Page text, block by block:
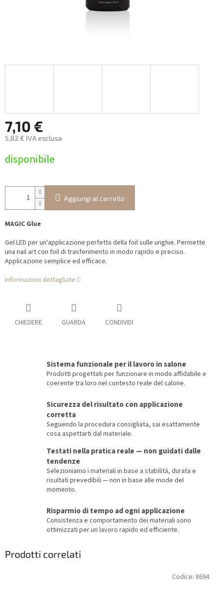
7,10 €
5,82 € IVA esclusa
della
disponibile
Aggiungi al carrello
MAGIC Glue
Gel LED per un'applicazione perfetta della foil sulle unghie. Permette
una nail art con foil di trasferimento in modo rapido e preciso.
Applicazione semplice ed efficace.
Informazioni dettagliate
CHIEDERE GUARDA CONDIVIDI
Sistema funzionale per il lavoro in salone
Prodotti progettati per funzionare in modo affidabile e
coerente tra loro nel contesto reale del salone.
Sicurezza del risultato con applicazione
corretta
Seguendo la procedura consigliata, sai esattamente
cosa aspettarti dal materiale.
Testati nella pratica reale — non guidati dalle
tendenze
Selezioniamo i materiali in base a stabilità, durata e
risultati prevedibili — non in base alle mode del
momento.
Risparmio di tempo ad ogni applicazione
Consistenza e comportamento dei materiali sono
ottimizzati per un lavoro rapido ed efficiente.
Prodotti correlati
Codice: 8694